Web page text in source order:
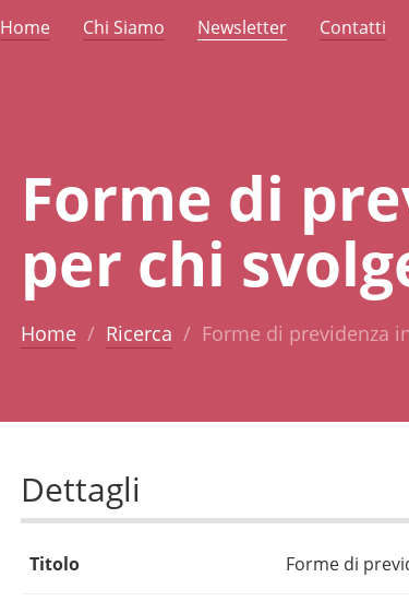
Home Chi Siamo Newsletter Contatti
Forme di
per chi
Home Ricerca Forme di previdenza
Dettagli
Titolo Forme di